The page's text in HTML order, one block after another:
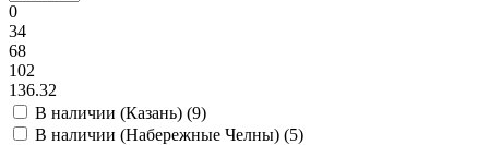
0
34
68
102
136.32
В наличии (Казань) (9)
В наличии (Набережные Челны) (5)